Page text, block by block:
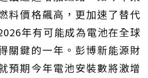
料價格飆高，更加速了替代
年有可能成為電池在全球
關鍵的一年。彭博新能源財
預期今年電池安裝數將激增